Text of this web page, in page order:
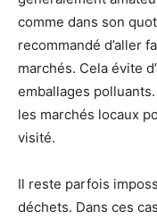
comme dans son
recommandé d’aller
marchés. Cela évite
emballages polluants.
les marchés locaux
visité.
Il reste parfois
déchets. Dans ces